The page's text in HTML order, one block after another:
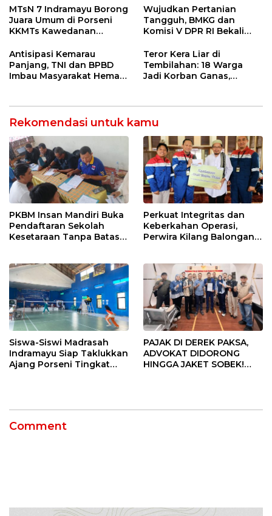
55 Tol Binjai–Langsa
Entaskan Kemiskinan di
Indramayu
MTsN 7 Indramayu Borong
Juara Umum di Porseni
KKMTs Kawedanan
Wujudkan Pertanian
Tangguh, BMKG dan
Komisi V DPR RI Bekali
Sekolah Lapang Iklim
Antisipasi Kemarau
Panjang, TNI dan BPBD
Imbau Masyarakat Hemat
Teror Kera Liar di
Tembilahan: 18 Warga
Jadi Korban Ganas,
Rekomendasi untuk kamu
PKBM Insan Mandiri Buka
Pendaftaran Sekolah
Kesetaraan Tanpa Batas
Perkuat Integritas dan
Keberkahan Operasi,
Perwira Kilang Balongan
Siswa-Siswi Madrasah
Indramayu Siap Taklukkan
Ajang Porseni Tingkat
PAJAK DI DEREK PAKSA,
ADVOKAT DIDORONG
HINGGA JAKET SOBEK!
Comment